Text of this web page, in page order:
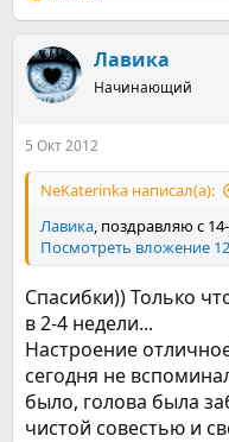
е
к
ц
и
Лавика
Начинающий
5 Окт 2012
NeKaterinka написал(а):
Лавика, поздравляю с
Посмотреть вложение
Спасибки)) Только
в 2-4 недели...
Настроение
сегодня не
было, голова была
чистой совестью и